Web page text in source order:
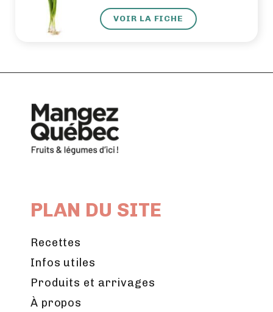
VOIR LA FICHE
PLAN DU SITE
Recettes
Infos utiles
Produits et arrivages
À propos